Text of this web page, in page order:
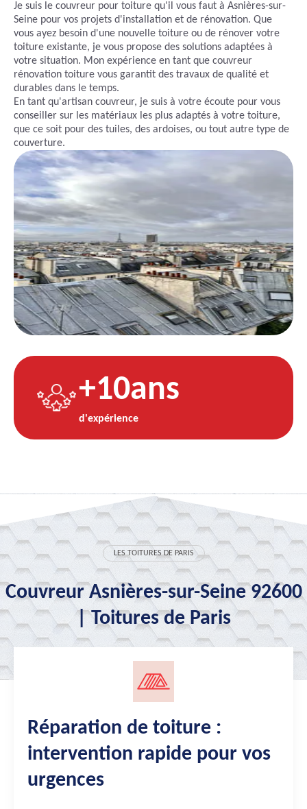
Je suis le couvreur pour toiture qu'il vous faut à Asnières-sur-
Seine pour vos projets d'installation et de rénovation. Que
vous ayez besoin d'une nouvelle toiture ou de rénover votre
toiture existante, je vous propose des solutions adaptées à
votre situation. Mon expérience en tant que couvreur
rénovation toiture vous garantit des travaux de qualité et
durables dans le temps.
En tant qu'artisan couvreur, je suis à votre écoute pour vous
conseiller sur les matériaux les plus adaptés à votre toiture,
que ce soit pour des tuiles, des ardoises, ou tout autre type de
couverture.
+10ans
d'expérience
LES TOITURES DE PARIS
Couvreur Asnières-sur-Seine 92600
| Toitures de Paris
Réparation de toiture :
intervention rapide pour vos
urgences